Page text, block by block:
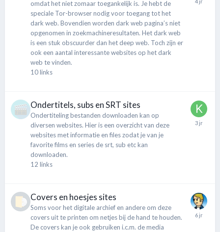
omdat het niet zomaar toegankelijk is. Je hebt de
speciale Tor-browser nodig voor toegang tot het
dark web. Bovendien worden dark web pagina’s niet
opgenomen in zoekmachineresultaten. Het dark web
is een stuk obscuurder dan het deep web. Toch zijn er
ook een aantal interessante websites op het dark
web te vinden.
10links
Ondertitels, subs en SRT sites
Ondertiteling bestanden downloaden kan op
diversen websites. Hier is een overzicht van deze
websites met informatie en files zodat je van je
favorite films en series de srt, sub etc kan
downloaden.
12 links
Covers en hoesjes sites
Soms voor het digitale archief en andere om deze
covers uit te printen om netjes bij de hand te houden.
De covers kan je ook gebruiken i.c.m. de media